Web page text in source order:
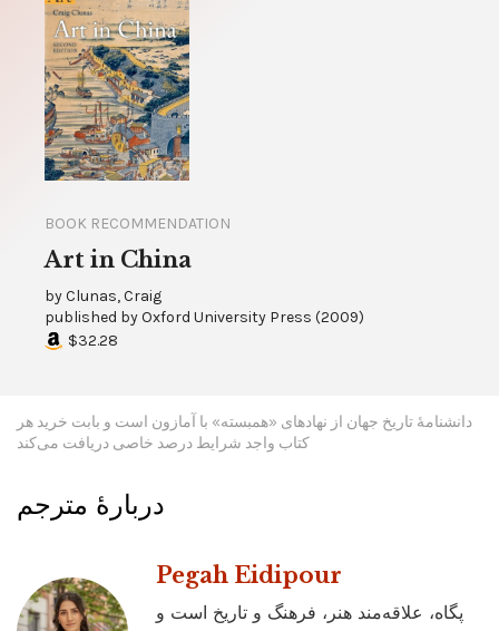
BOOK RECOMMENDATION
Art in China
byClunas, Craig
published byOxford University Press (2009)
$32.28
دانشنامۀ تاریخ جهان از نهادهای «همبسته» با آمازون است و بابت خرید هر
کتاب واجد شرایط درصد خاصی دریافت می‌کند
دربارۀ مترجم
Pegah Eidipour
پگاه، علاقه‌مند هنر، فرهنگ و تاریخ است و